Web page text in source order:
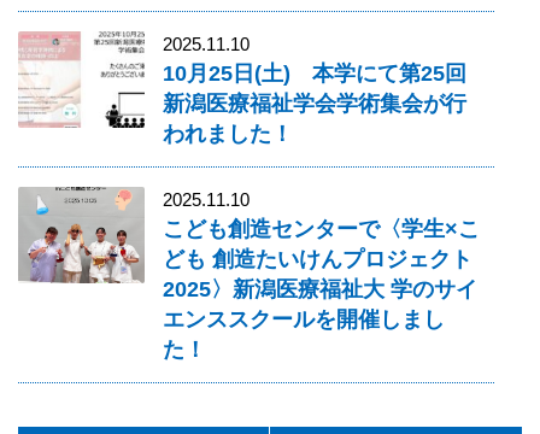
2025.11.10
10月25日(土) 本学にて第25回
新潟医療福祉学会学術集会が行
われました！
2025.11.10
こども創造センターで〈学生×こ
ども 創造たいけんプロジェクト
2025〉新潟医療福祉大 学のサイ
エンススクールを開催しまし
た！